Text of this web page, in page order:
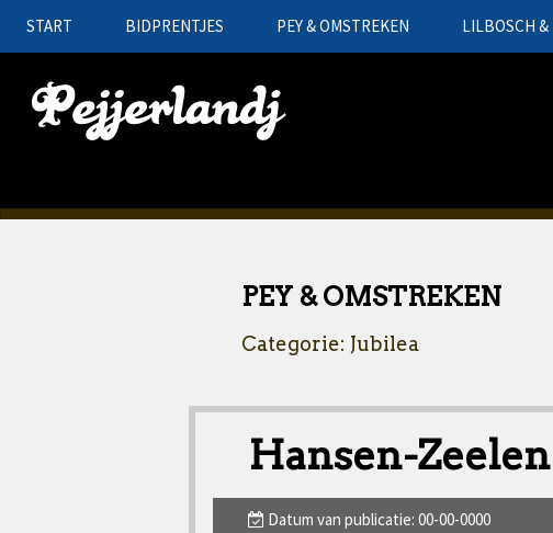
START BIDPRENTJES PEY & OMSTREKEN LILBOSCH &
PEY & OMSTREKEN
Categorie: Jubilea
Hansen-
Datum van publicatie: 00-00-0000